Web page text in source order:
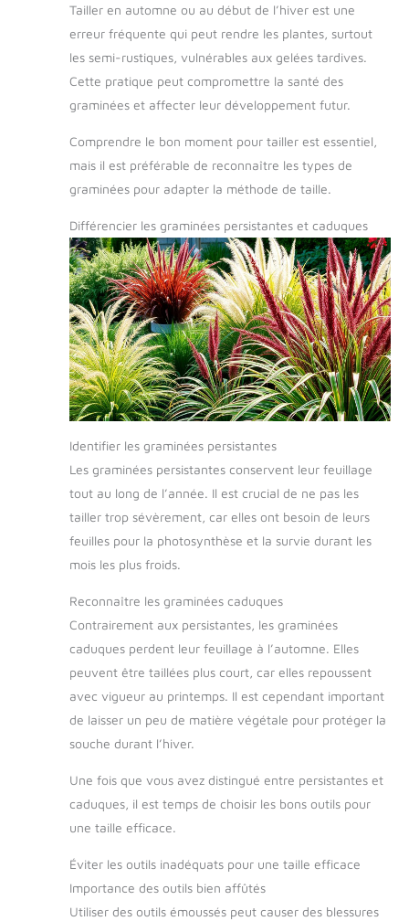
Tailler en automne ou au début de l’hiver est une
erreur fréquente qui peut rendre les plantes, surtout
les semi-rustiques, vulnérables aux gelées tardives.
Cette pratique peut compromettre la santé des
graminées et affecter leur développement futur.
Comprendre le bon moment pour tailler est essentiel,
mais il est préférable de reconnaître les types de
graminées pour adapter la méthode de taille.
Différencier les graminées persistantes et caduques
Identifier les graminées persistantes
Les graminées persistantes conservent leur feuillage
tout au long de l’année. Il est crucial de ne pas les
tailler trop sévèrement, car elles ont besoin de leurs
feuilles pour la photosynthèse et la survie durant les
mois les plus froids.
Reconnaître les graminées caduques
Contrairement aux persistantes, les graminées
caduques perdent leur feuillage à l’automne. Elles
peuvent être taillées plus court, car elles repoussent
avec vigueur au printemps. Il est cependant important
de laisser un peu de matière végétale pour protéger la
souche durant l’hiver.
Une fois que vous avez distingué entre persistantes et
caduques, il est temps de choisir les bons outils pour
une taille efficace.
Éviter les outils inadéquats pour une taille efficace
Importance des outils bien affûtés
Utiliser des outils émoussés peut causer des blessures